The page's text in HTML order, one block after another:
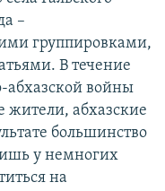
–
группировками,
В течение
абхазской войны
жители, абхазские
большинство
у немногих
на